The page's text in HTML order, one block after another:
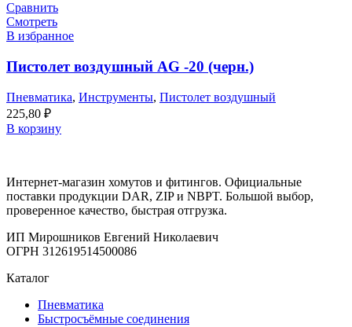
Сравнить
Смотреть
В избранное
Пистолет воздушный AG -20 (черн.)
Пневматика, Инструменты, Пистолет воздушный
225,80 ₽
В корзину
Интернет-магазин хомутов и фитингов. Официальные
поставки продукции DAR, ZIP и NBPT. Большой выбор,
проверенное качество, быстрая отгрузка.
ИП Мирошников Евгений Николаевич
ОГРН 312619514500086
Каталог
Пневматика
Быстросъёмные соединения